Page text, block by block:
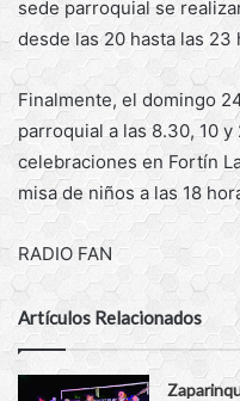
sede parroquial se
desde las 20 hasta las 23
Finalmente, el domingo
parroquial a las 8.30, 10
celebraciones en Fortín
misa de niños a las 18
RADIO FAN
Artículos Relacionados